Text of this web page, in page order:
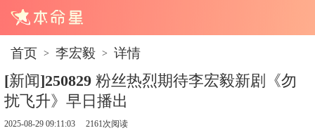
首页 > 李宏毅 > 详情
[新闻]250829 粉丝热烈期待李宏毅新剧《勿
扰飞升》早日播出
2025-08-29 09:11:03 2161次阅读